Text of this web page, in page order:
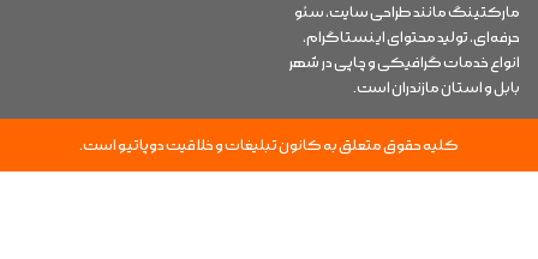
مارکتینگ مانند طراحی سایت، سئو
حرفه‌ای، تولید محتوای اینستاگرام،
انواع خدمات گرافیکی و چاپی در شهر
بابل و استان مازندران است.
کلیه حقوق متعلق به کانون تبلیغات و خلاقیت دوپاتیو است.